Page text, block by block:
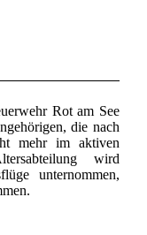
Rot am See
die nach
mehr im aktiven
wird
unternommen,